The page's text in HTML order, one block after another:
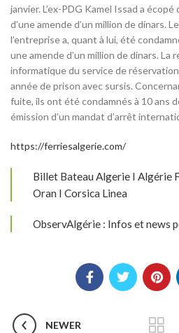
janvier. L’ex-PDG Kamel Issad a
d’une amende d’un million de dinars.
l’entreprise a, quant à lui, été
une amende d’un million de dinars. La
informatique du service de
année de prison avec sursis.
fuite, ils ont été condamnés à 10 ans
émission d’un mandat d’arrêt
https://ferriesalgerie.com/
Billet Bateau Algerie I Algérie
Oran I Corsica Linea
ObservAlgérie : Infos et news
NEWER